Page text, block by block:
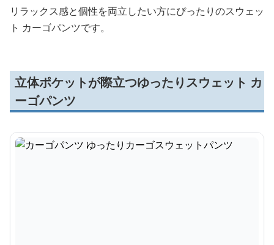
リラックス感と個性を両立したい方にぴったりのスウェッ
ト カーゴパンツです。
立体ポケットが際立つゆったりスウェット カ
ーゴパンツ